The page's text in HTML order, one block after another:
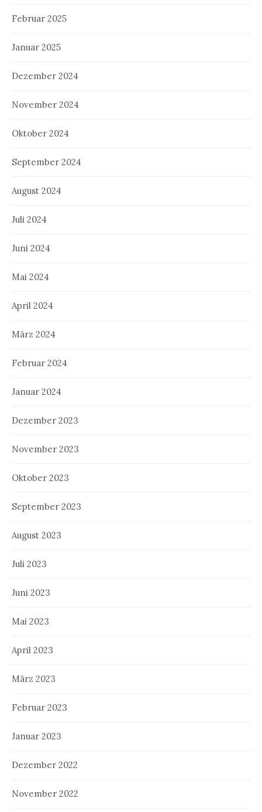
Februar 2025
Januar 2025
Dezember 2024
November 2024
Oktober 2024
September 2024
August 2024
Juli 2024
Juni 2024
Mai 2024
April 2024
März 2024
Februar 2024
Januar 2024
Dezember 2023
November 2023
Oktober 2023
September 2023
August 2023
Juli 2023
Juni 2023
Mai 2023
April 2023
März 2023
Februar 2023
Januar 2023
Dezember 2022
November 2022